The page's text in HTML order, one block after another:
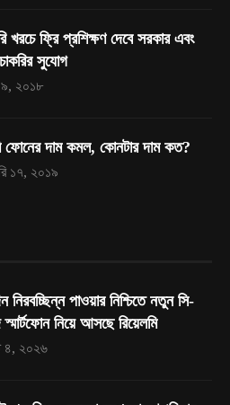
খরচে ফ্রি প্রশিক্ষণ দেবে সরকার এবং
সুযোগ
২০১৮
ফোনের দাম কমল, কোনটার দাম কত?
১৭, ২০১৯
নিরবচ্ছিন্ন পাওয়ার নিশ্চিতে নতুন সি-
স্মার্টফোন নিয়ে আসছে রিয়েলমি
৪, ২০২৬